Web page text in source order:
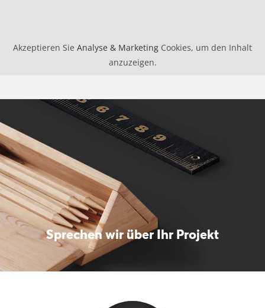
Akzeptieren Sie Analyse & Marketing Cookies, um den Inhalt
anzuzeigen.
Sprechen wir über Ihr Projekt